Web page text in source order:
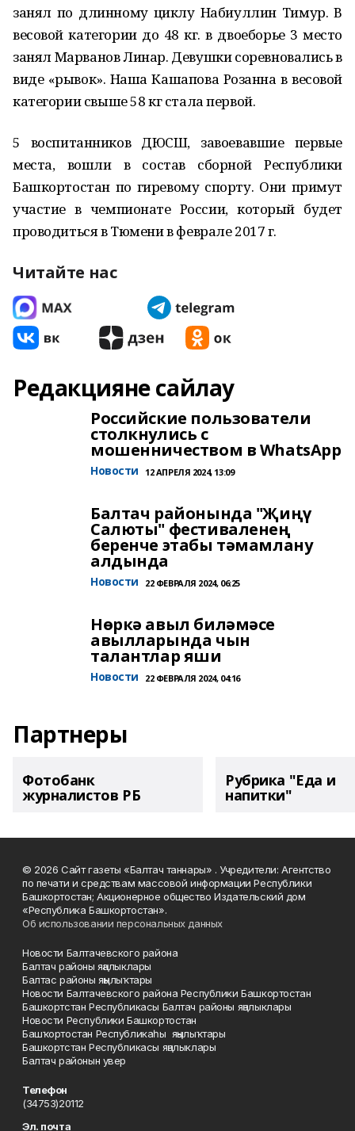
занял по длинному циклу Набиуллин Тимур. В
весовой категории до 48 кг. в двоеборье 3 место
занял Марванов Линар. Девушки соревновались в
виде «рывок». Наша Кашапова Розанна в весовой
категории свыше 58 кг стала первой.
5 воспитанников ДЮСШ, завоевавшие первые
места, вошли в состав сборной Республики
Башкортостан по гиревому спорту. Они примут
участие в чемпионате России, который будет
проводиться в Тюмени в феврале 2017 г.
Читайте нас
Редакцияне сайлау
Российские пользователи
столкнулись с
мошенничеством в WhatsApp
Новости 12 АПРЕЛЯ 2024, 13:09
Балтач районында "Җиңү
Салюты" фестиваленең
беренче этабы тәмамлану
алдында
Новости 22 ФЕВРАЛЯ 2024, 06:25
Нөркә авыл биләмәсе
авылларында чын
талантлар яши
Новости 22 ФЕВРАЛЯ 2024, 04:16
Партнеры
Фотобанк
журналистов РБ
Рубрика "Еда и
напитки"
© 2026 Сайт газеты «Балтач таннары» . Учредители: Агентство
по печати и средствам массовой информации Республики
Башкортостан; Акционерное общество Издательский дом
«Республика Башкортостан».
Об использовании персональных данных
Новости Балтачевского района
Балтач районы яңалыклары
Балтас районы яңылыҡтары
Новости Балтачевского района Республики Башкортостан
Башкортстан Республикасы Балтач районы яңалыклары
Новости Республики Башкортостан
Башҡортостан Республикаһы яңылыҡтары
Башкортстан Республикасы яңалыклары
Балтач районын увер
Телефон
(34753)20112
Эл. почта